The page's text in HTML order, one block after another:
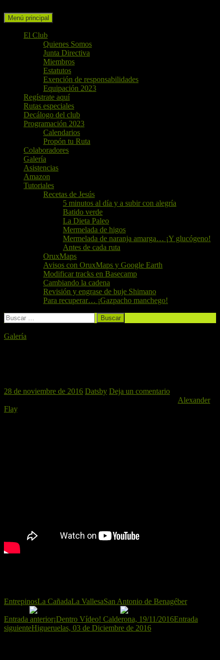
Buscar
Menú principal
al
El Club
Quienes Somos
Junta Directiva
Miembros
Estatutos
Exención de responsabilidades
Equipación 2023
Regístrate aquí
Rutas especiales
Decálogo del club
Programación 2023
Calendarios
Propón tu Ruta
Colaboradores
Galería
Asistencias
Amazon
Tutoriales
Recetas de Jesús
5 minutos al día y a subir con alegría
Batido verde
La Dieta Paleo
Mermelada de higos
Mermelada de naranja amarga… ¡Y glucógeno!
Antes de cada ruta
OruxMaps
Avisos con OruxMaps y Google Earth
Modificar tracks en Basecamp
Cambiando la cadena
Revisión y engrase de buje Shimano
Para recuperar… ¡Gazpacho manchego!
Buscar:
Galería
28 de noviembre de 2016 Datsby Deja un comentario
Alexander
Flay, en esta ocasión de la improvisada ruta por La Vallesa y
EntrepinosLa CañadaLa VallesaSan Antonio de Benagéber
Navegación
de
Entrada anterior¡Dentro Vídeo! Calderona, 19/11/2016Entrada
siguienteHigueruelas, 03 de Diciembre de 2016